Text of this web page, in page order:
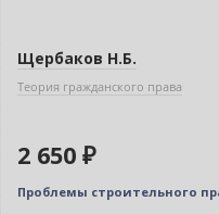
Щербаков Н.Б.
Теория гражданского права
2 650 ₽
Проблемы строительного